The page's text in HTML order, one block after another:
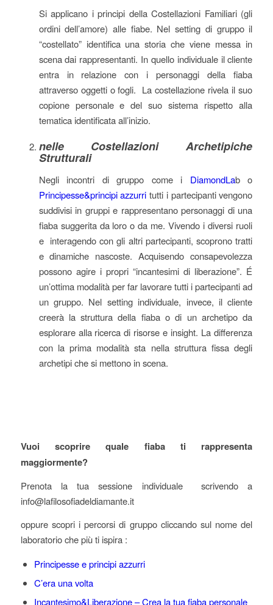
Si applicano i principi della Costellazioni Familiari (gli
ordini dell’amore) alle fiabe. Nel setting di gruppo il
“costellato” identifica una storia che viene messa in
scena dai rappresentanti. In quello individuale il cliente
entra in relazione con i personaggi della fiaba
attraverso oggetti o fogli. La costellazione rivela il suo
copione personale e del suo sistema rispetto alla
tematica identificata all’inizio.
nelle Costellazioni Archetipiche
Strutturali
Negli incontri di gruppo come i DiamondLab o
Principesse&principi azzurri tutti i partecipanti vengono
suddivisi in gruppi e rappresentano personaggi di una
fiaba suggerita da loro o da me. Vivendo i diversi ruoli
e interagendo con gli altri partecipanti, scoprono tratti
e dinamiche nascoste. Acquisendo consapevolezza
possono agire i propri “incantesimi di liberazione”. É
un’ottima modalità per far lavorare tutti i partecipanti ad
un gruppo. Nel setting individuale, invece, il cliente
creerà la struttura della fiaba o di un archetipo da
esplorare alla ricerca di risorse e insight. La differenza
con la prima modalità sta nella struttura fissa degli
archetipi che si mettono in scena.
Vuoi scoprire quale fiaba ti rappresenta
maggiormente?
Prenota la tua sessione individuale scrivendo a
info@lafilosofiadeldiamante.it
oppure scopri i percorsi di gruppo cliccando sul nome del
laboratorio che più ti ispira :
Principesse e principi azzurri
C’era una volta
Incantesimo&Liberazione – Crea la tua fiaba personale